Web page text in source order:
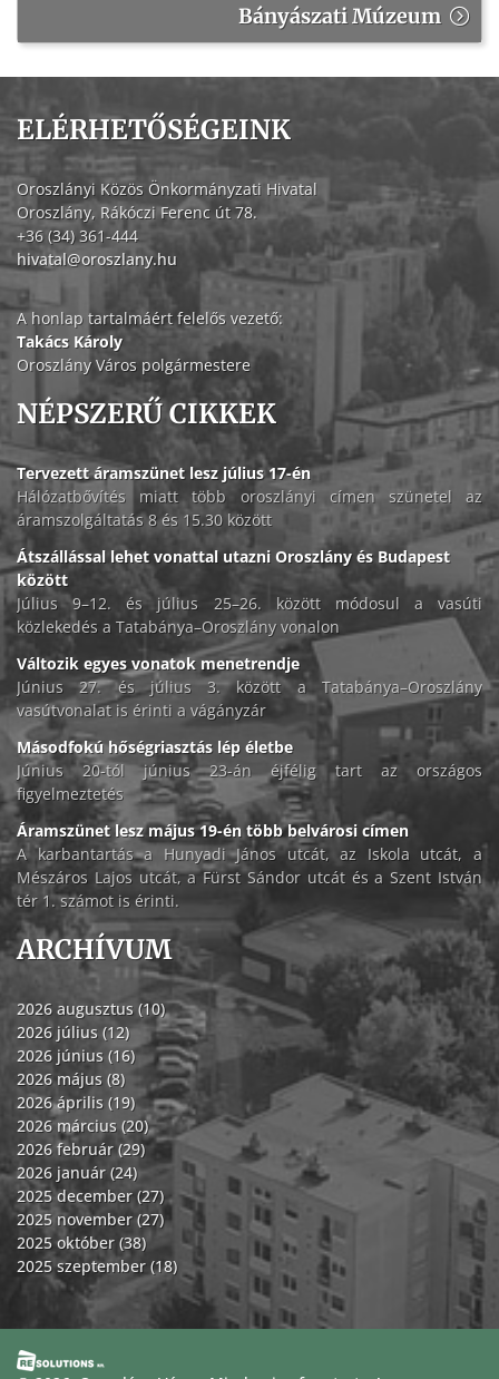
Bányászati Múzeum
ELÉRHETŐSÉGEINK
Oroszlányi Közös Önkormányzati Hivatal
Oroszlány, Rákóczi Ferenc út 78.
+36 (34) 361-444
hivatal@oroszlany.hu
A honlap tartalmáért felelős vezető:
Takács Károly
Oroszlány Város polgármestere
NÉPSZERŰ CIKKEK
Tervezett áramszünet lesz július 17-én
Hálózatbővítés miatt több oroszlányi címen szünetel az
áramszolgáltatás 8 és 15.30 között
Átszállással lehet vonattal utazni Oroszlány és Budapest
között
Július 9–12. és július 25–26. között módosul a vasúti
közlekedés a Tatabánya–Oroszlány vonalon
Változik egyes vonatok menetrendje
Június 27. és július 3. között a Tatabánya–Oroszlány
vasútvonalat is érinti a vágányzár
Másodfokú hőségriasztás lép életbe
Június 20-tól június 23-án éjfélig tart az országos
figyelmeztetés
Áramszünet lesz május 19-én több belvárosi címen
A karbantartás a Hunyadi János utcát, az Iskola utcát, a
Mészáros Lajos utcát, a Fürst Sándor utcát és a Szent István
tér 1. számot is érinti.
ARCHÍVUM
2026 augusztus (10)
2026 július (12)
2026 június (16)
2026 május (8)
2026 április (19)
2026 március (20)
2026 február (29)
2026 január (24)
2025 december (27)
2025 november (27)
2025 október (38)
2025 szeptember (18)